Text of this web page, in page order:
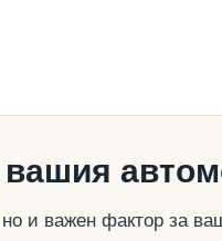
вашия
и важен фактор за